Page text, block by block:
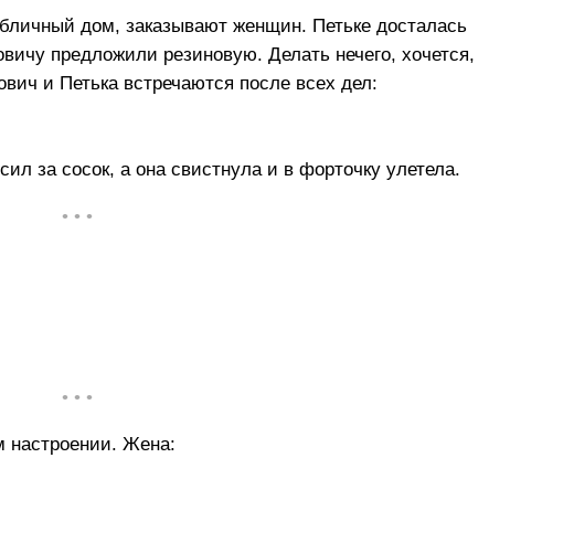
дом, заказывают женщин. Петьке досталась
предложили резиновую. Делать нечего, хочется,
и Петька встречаются после всех дел:
за сосок, а она свистнула и в форточку улетела.
• • •
• • •
настроении. Жена: